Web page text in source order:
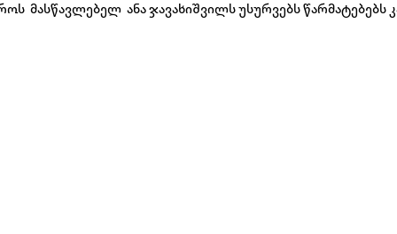
მასწავლებელ ანა ჯავახიშვილს უსურვებს წარმატებებს